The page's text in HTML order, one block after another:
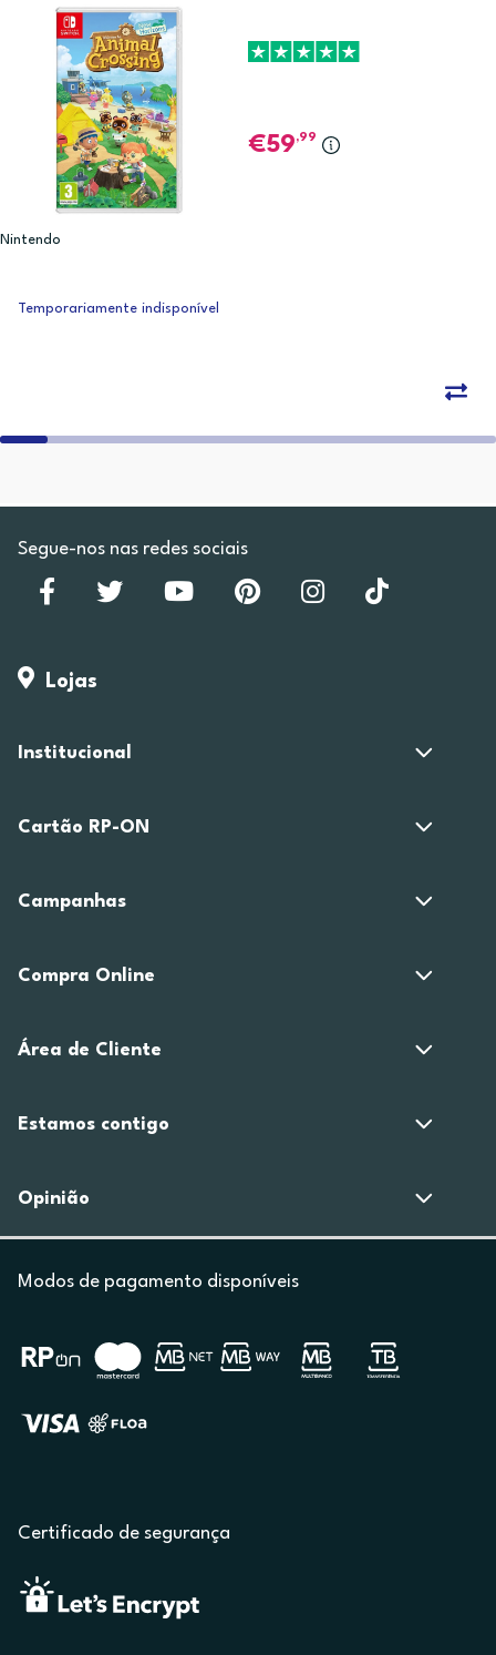
Nintendo
59,99
Temporariamente indisponível
Segue-nos nas redes sociais
Lojas
Institucional
Cartão RP-ON
Campanhas
Compra Online
Área de Cliente
Estamos contigo
Opinião
Modos de pagamento disponíveis
Certificado de segurança